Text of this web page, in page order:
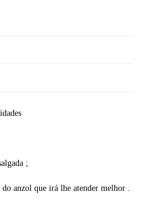
;
anzol que irá lhe atender melhor .